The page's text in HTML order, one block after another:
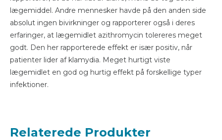
lægemiddel. Andre mennesker havde på den anden side
absolut ingen bivirkninger og rapporterer også i deres
erfaringer, at lægemidlet azithromycin tolereres meget
godt. Den her rapporterede effekt er især positiv, når
patienter lider af klamydia. Meget hurtigt viste
lægemidlet en god og hurtig effekt på forskellige typer
infektioner.
Relaterede Produkter